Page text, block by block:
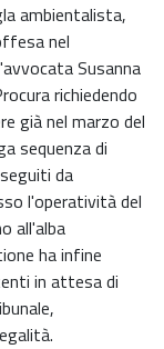
ambientalista,
nel
Susanna
richiedendo
già nel marzo del
sequenza di
da
l'operatività del
all'alba
ha infine
in attesa di